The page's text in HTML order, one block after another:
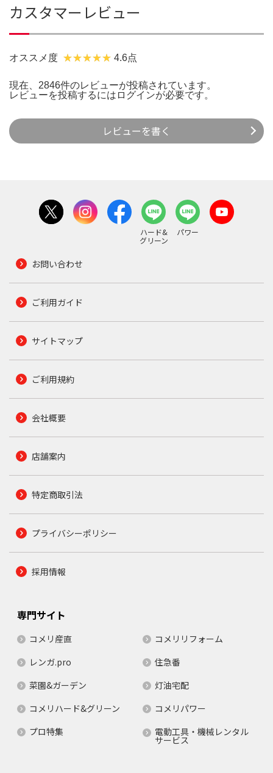
カスタマーレビュー
オススメ度 4.6点
現在、2846件のレビューが投稿されています。
レビューを投稿するには ログインが必要です。
レビューを書く
ハード&
グリーン
パワー
お問い合わせ
ご利用ガイド
サイトマップ
ご利用規約
会社概要
店舗案内
特定商取引法
プライバシーポリシー
採用情報
専門サイト
コメリ産直
コメリリフォーム
レンガ.pro
住急番
菜園&ガーデン
灯油宅配
コメリハード&グリーン
コメリパワー
プロ特集
電動工具・機械レンタル
サービス